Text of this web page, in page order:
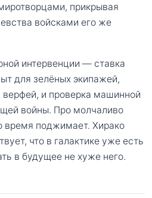
прикрывая
войсками его же
интервенции — ставка
для зелёных экипажей,
и проверка машинной
войны. Про молчаливо
время поджимает. Хирако
что в галактике уже есть
в будущее не хуже него.